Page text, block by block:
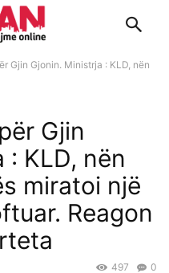
Gjin Gjonin. Ministrja : KLD, nën
Gjin
KLD, nën
miratoi një
Reagon
0
497